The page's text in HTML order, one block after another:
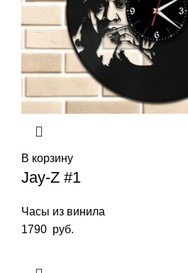
В корзину
Jay-Z #1
Часы из винила
1790 руб.